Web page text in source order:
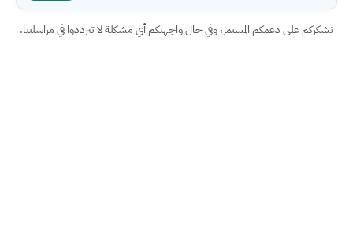
نشكركم على دعمكم المستمر، وفي حال واجهتكم أي مشكلة لا تترددوا في مراسلتنا.